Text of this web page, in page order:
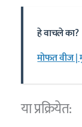
हे वाचले का?
मोफत वीज |
या प्रक्रियेत: